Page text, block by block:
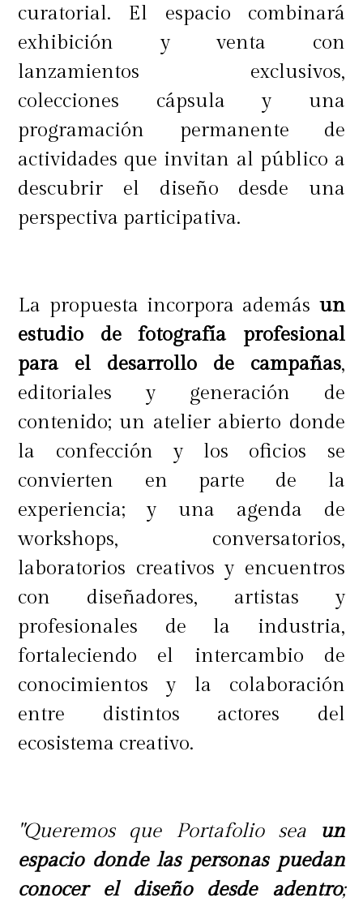
curatorial. El espacio combinará
exhibición y venta con
lanzamientos exclusivos,
colecciones cápsula y una
programación permanente de
actividades que invitan al público a
descubrir el diseño desde una
perspectiva participativa.
La propuesta incorpora además un
estudio de fotografía profesional
para el desarrollo de campañas,
editoriales y generación de
contenido; un atelier abierto donde
la confección y los oficios se
convierten en parte de la
experiencia; y una agenda de
workshops, conversatorios,
laboratorios creativos y encuentros
con diseñadores, artistas y
profesionales de la industria,
fortaleciendo el intercambio de
conocimientos y la colaboración
entre distintos actores del
ecosistema creativo.
"Queremos que Portafolio sea
un
espacio donde las personas puedan
conocer el diseño desde adentro;